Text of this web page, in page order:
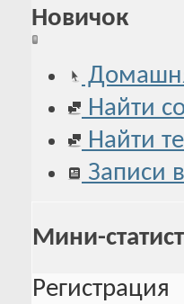
Новичок
Найти
Найти
Записи
Мини-
Регистрация